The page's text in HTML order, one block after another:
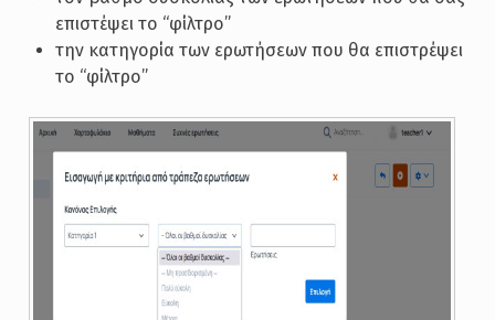
επιστέψει το “φίλτρο”
την κατηγορία των ερωτήσεων που θα επιστρέψει
το “φίλτρο”